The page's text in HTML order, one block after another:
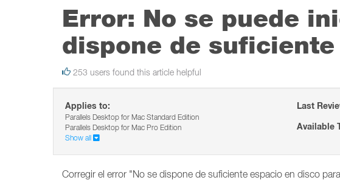
Error: No se puede
dispone de
253 users found this article helpful
Applies to:
Parallels Desktop for Mac Standard Edition
Parallels Desktop for Mac Pro Edition
Show all
Last
Available
Corregir el error "No se dispone de suficiente espacio en disco